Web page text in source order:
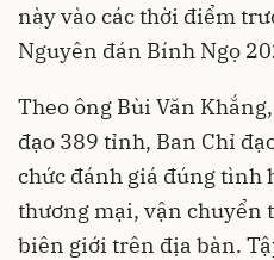
này vào các thời điểm
Nguyên đán Bính Ngọ
Theo ông Bùi Văn
đạo 389 tỉnh, Ban Chỉ
chức đánh giá đúng tình
thương mại, vận chuyển
biên giới trên địa bàn.